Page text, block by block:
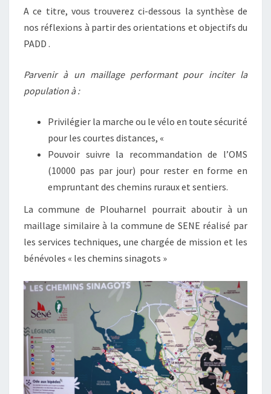
A ce titre, vous trouverez ci-dessous la synthèse de
nos réflexions à partir des orientations et objectifs du
PADD .
Parvenir à un maillage performant pour inciter la
population à :
Privilégier la marche ou le vélo en toute sécurité
pour les courtes distances, «
Pouvoir suivre la recommandation de l’OMS
(10000 pas par jour) pour rester en forme en
empruntant des chemins ruraux et sentiers.
La commune de Plouharnel pourrait aboutir à un
maillage similaire à la commune de SENE réalisé par
les services techniques, une chargée de mission et les
bénévoles « les chemins sinagots »